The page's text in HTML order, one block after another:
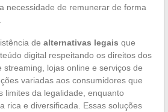
necessidade de remunerar de forma
de alternativas legais que
digital respeitando os direitos dos
streaming, lojas online e serviços de
variadas aos consumidores que
limites da legalidade, enquanto
rica e diversificada. Essas soluções